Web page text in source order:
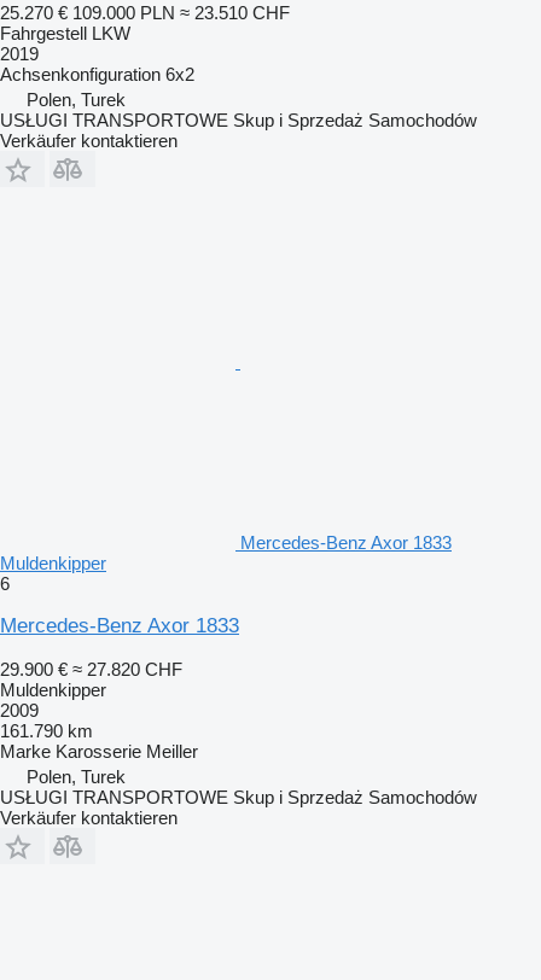
25.270 € 109.000 PLN ≈ 23.510 CHF
Fahrgestell LKW
2019
Achsenkonfiguration 6x2
Polen, Turek
USŁUGI TRANSPORTOWE Skup i Sprzedaż Samochodów
Verkäufer kontaktieren
Mercedes-Benz Axor 1833
Muldenkipper
6
Mercedes-Benz Axor 1833
29.900 € ≈ 27.820 CHF
Muldenkipper
2009
161.790 km
Marke Karosserie Meiller
Polen, Turek
USŁUGI TRANSPORTOWE Skup i Sprzedaż Samochodów
Verkäufer kontaktieren